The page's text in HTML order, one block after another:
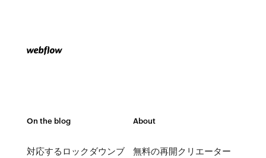
On the blog
対応するロックダウンブ
About
無料の再開クリエーター